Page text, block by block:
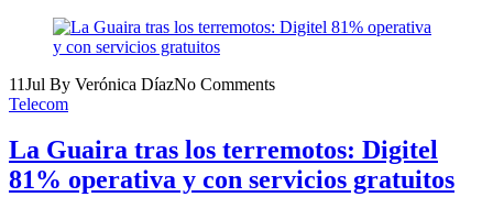
11Jul By Verónica DíazNo Comments
Telecom
La Guaira tras los terremotos: Digitel
81% operativa y con servicios gratuitos